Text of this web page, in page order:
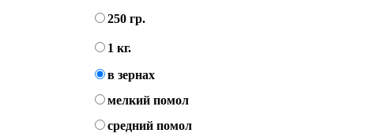
250 гр.
1 кг.
в зернах
мелкий помол
средний помол